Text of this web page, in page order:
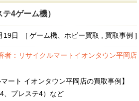
4ゲーム機）
19日 [ ゲーム機、ホビー買取 , 買取事例 ]
者：リサイクルマートイオンタウン平岡店
ート イオンタウン平岡店の買取事例】
、プレステ4）など